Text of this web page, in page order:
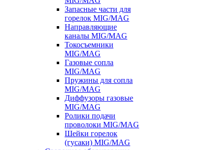
Запасные части для
горелок MIG/MAG
Направляющие
каналы MIG/MAG
Токосъемники
MIG/MAG
Газовые сопла
MIG/MAG
Пружины для сопла
MIG/MAG
Диффузоры газовые
MIG/MAG
Ролики подачи
проволоки MIG/MAG
Шейки горелок
(гусаки) MIG/MAG